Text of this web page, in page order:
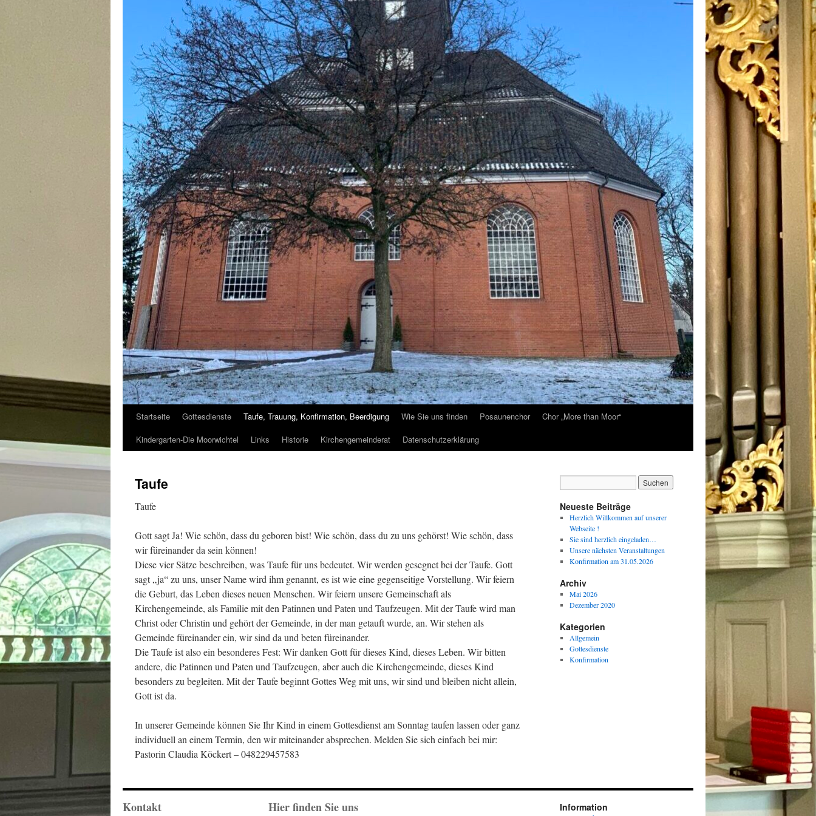
Startseite Gottesdienste Taufe, Trauung, Konfirmation, Beerdigung Wie Sie uns finden Posaunenchor
Chor „More than Moor“
Kindergarten-Die Moorwichtel
Links Historie Kirchengemeinderat Datenschutzerklärung
Taufe
Taufe
Gott sagt Ja! Wie schön, dass du geboren bist! Wie schön, dass du zu uns gehörst! Wie schön, dass
wir füreinander da sein können!
Diese vier Sätze beschreiben, was Taufe für uns bedeutet. Wir werden gesegnet bei der Taufe. Gott
sagt „ja“ zu uns, unser Name wird ihm genannt, es ist wie eine gegenseitige Vorstellung. Wir feiern
die Geburt, das Leben dieses neuen Menschen. Wir feiern unsere Gemeinschaft als
Kirchengemeinde, als Familie mit den Patinnen und Paten und Taufzeugen. Mit der Taufe wird man
Christ oder Christin und gehört der Gemeinde, in der man getauft wurde, an. Wir stehen als
Gemeinde füreinander ein, wir sind da und beten füreinander.
Die Taufe ist also ein besonderes Fest: Wir danken Gott für dieses Kind, dieses Leben. Wir bitten
andere, die Patinnen und Paten und Taufzeugen, aber auch die Kirchengemeinde, dieses Kind
besonders zu begleiten. Mit der Taufe beginnt Gottes Weg mit uns, wir sind und bleiben nicht allein,
Gott ist da.
In unserer Gemeinde können Sie Ihr Kind in einem Gottesdienst am Sonntag taufen lassen oder ganz
individuell an einem Termin, den wir miteinander absprechen. Melden Sie sich einfach bei mir:
Pastorin Claudia Köckert – 048229457583
Neueste Beiträge
Herzlich Willkommen auf unserer
Webseite !
Sie sind herzlich eingeladen…
Unsere nächsten Veranstaltungen
Konfirmation am 31.05.2026
Archiv
Mai 2026
Dezember 2020
Kategorien
Allgemein
Gottesdienste
Konfirmation
Kontakt Hier finden Sie uns Information